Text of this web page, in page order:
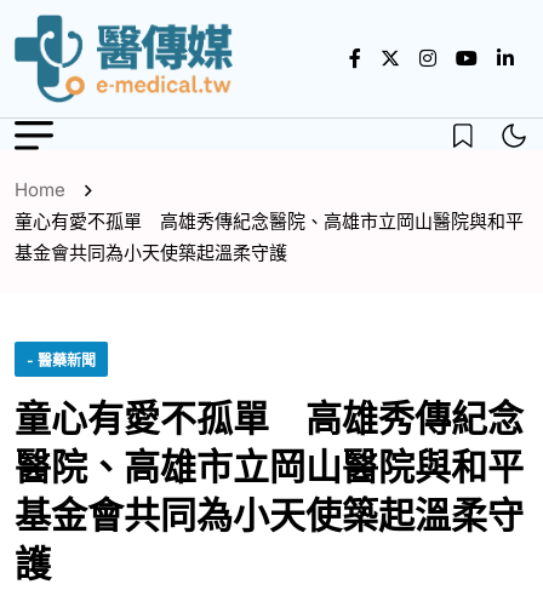
Home
童心有愛不孤單 高雄秀傳紀念醫院、高雄市立岡山醫院與和平
基金會共同為小天使築起溫柔守護
- 醫藥新聞
童心有愛不孤單 高雄秀傳紀念
醫院、高雄市立岡山醫院與和平
基金會共同為小天使築起溫柔守
護